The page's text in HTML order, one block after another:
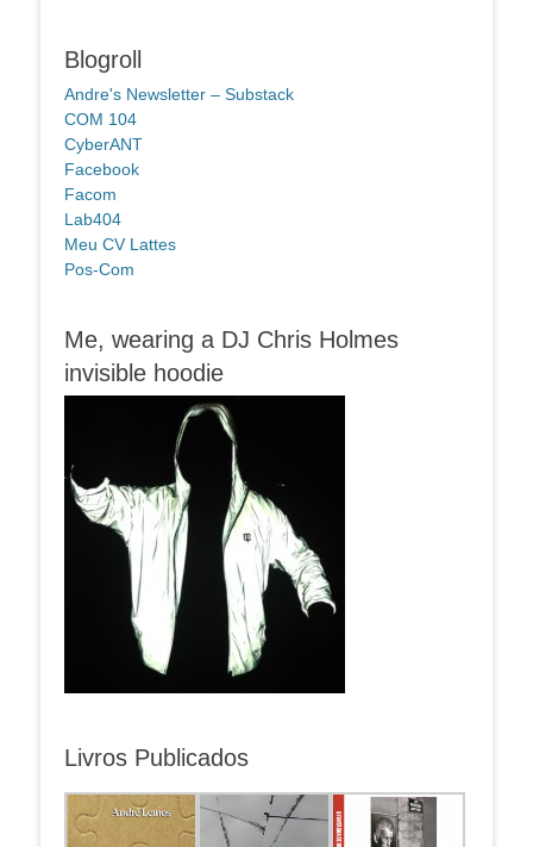
Blogroll
Andre's Newsletter – Substack
COM 104
CyberANT
Facebook
Facom
Lab404
Meu CV Lattes
Pos-Com
Me, wearing a DJ Chris Holmes
invisible hoodie
Livros Publicados